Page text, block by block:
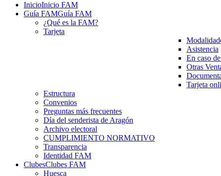
InicioInicio FAM
Guía FAMGuía FAM
¿Qué es la FAM?
Tarjeta
Asistencia
En caso
Otras
Tarjeta
Estructura
Convenios
Preguntas más frecuentes
Día del senderista de Aragón
Archivo electoral
CUMPLIMIENTO NORMATIVO
Transparencia
Identidad FAM
ClubesClubes FAM
Huesca